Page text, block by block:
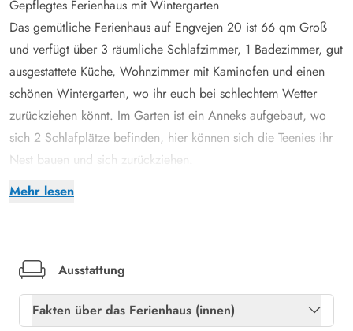
Mehr lesen
Gepflegtes Ferienhaus mit Wintergarten
Das gemütliche Ferienhaus auf Engvejen 20 ist 66 qm Groß
und verfügt über 3 räumliche Schlafzimmer, 1 Badezimmer, gut
ausgestattete Küche, Wohnzimmer mit Kaminofen und einen
schönen Wintergarten, wo ihr euch bei schlechtem Wetter
zurückziehen könnt. Im Garten ist ein Anneks aufgebaut, wo
sich 2 Schlafplätze befinden, hier können sich die Teenies ihr
Nest bauen und sich zurückziehen.
In der Küche könnt ihr euch breit machen und leckere
Spülmaschine. Ihr könnt nach dem Kochen euch entweder
nach draussen setzten und den Abend unter dem offenen
Himmel ausklingen lassen. Oder drinnen, wo ihr ein schönes
Ausstattung
Fakten über das Ferienhaus (innen)